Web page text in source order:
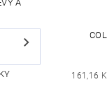
A
161,16